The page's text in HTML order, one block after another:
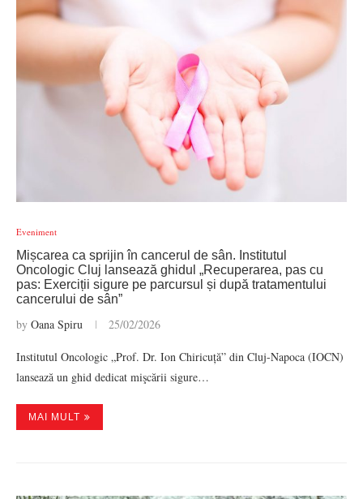
Eveniment
Mișcarea ca sprijin în cancerul de sân. Institutul
Oncologic Cluj lansează ghidul „Recuperarea, pas cu
pas: Exerciții sigure pe parcursul și după tratamentului
cancerului de sân”
by Oana Spiru 25/02/2026
Institutul Oncologic „Prof. Dr. Ion Chiricuță” din Cluj-Napoca (IOCN)
lansează un ghid dedicat mişcării sigure…
MAI MULT